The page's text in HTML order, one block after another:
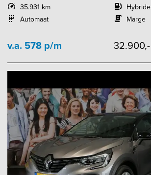
35.931 km
Automaat
Hybride
Marge
v.a. 578 p/m 32.900,-